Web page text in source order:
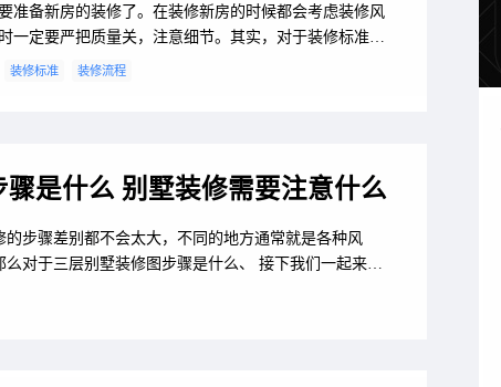
准备新房的装修了。在装修新房的时候都会考虑装修风
一定要严把质量关，注意细节。其实，对于装修标准，
充分保障业主的正当权益。今天，就和齐家典尚网小编
装修标准 装修流程
是什么 别墅装修需要注意什么
步骤差别都不会太大，不同的地方通常就是各种风
对于三层别墅装修图步骤是什么、 接下我们一起来看